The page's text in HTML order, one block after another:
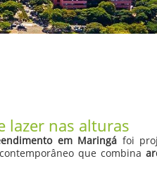
lazer nas alturas
em Maringá foi
que combina